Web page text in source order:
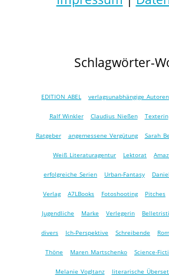
Schlagwörter-
EDITION ABEL verlagsunabhängige Autoren
Ralf Winkler Claudius Nießen Texterin
Ratgeber angemessene Vergütung Sarah
Weiß Literaturagentur Lektorat
erfolgreiche Serien Urban-Fantasy
Verlag A7LBooks Fotoshooting Pitches
Jugendliche Marke Verlegerin
divers Ich-Perspektive Schreibende
Thöne Maren Martschenko Science-
Melanie Vogltanz literarische